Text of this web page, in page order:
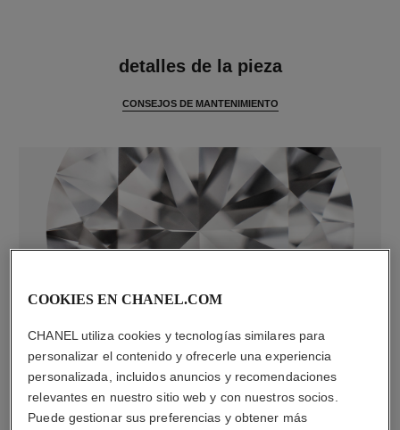
detalles de la pieza
CONSEJOS DE MANTENIMIENTO
23 diamantes talla brillante con un total de 0,73 quilate
Las características de cada pieza pueden variar**
COOKIES EN CHANEL.COM
CHANEL utiliza cookies y tecnologías similares para
personalizar el contenido y ofrecerle una experiencia
personalizada, incluidos anuncios y recomendaciones
relevantes en nuestro sitio web y con nuestros socios.
Puede gestionar sus preferencias y obtener más